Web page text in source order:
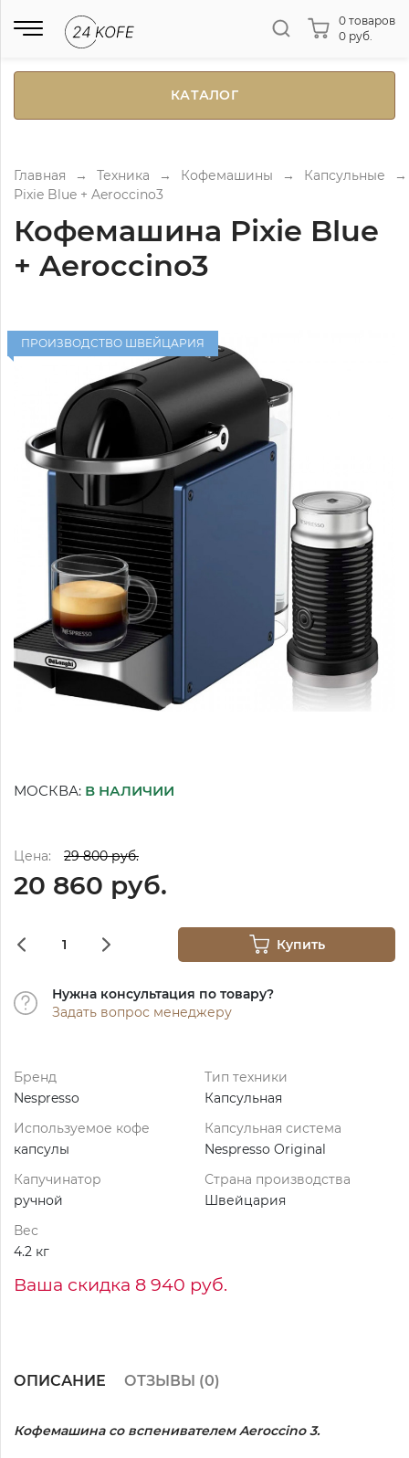
0 товаров
0 руб.
КАТАЛОГ
Главная → Техника → Кофемашины → Капсульные
→
Pixie Blue + Aeroccino3
Кофемашина Pixie Blue
+ Aeroccino3
ПРОИЗВОДСТВО ШВЕЙЦАРИЯ
МОСКВА: В НАЛИЧИИ
Цена: 29 800 руб.
20 860 руб.
Купить
Нужна консультация по товару?
Задать вопрос менеджеру
Бренд
Nespresso
Тип техники
Капсульная
Используемое кофе
капсулы
Капсульная система
Nespresso Original
Капучинатор
ручной
Страна производства
Швейцария
Вес
4.2 кг
Ваша скидка 8 940 руб.
ОПИСАНИЕ ОТЗЫВЫ (0)
Кофемашина со вспенивателем Aeroccino 3.